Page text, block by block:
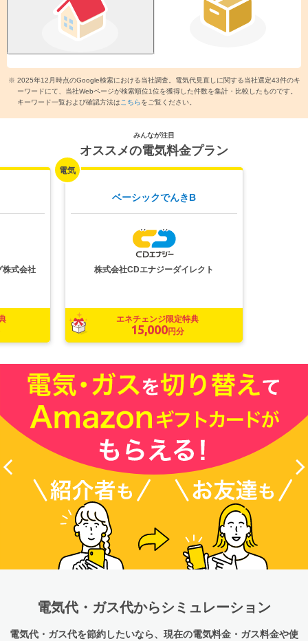
レーション」ボタンを押してください。
簡単シミュレーション
今すぐ節約額をチェック！
シミュレーション条件
15,767 円/月 約 21,171
電力会社・プラン 東京電力 スタンダードS 40A
家族の半分以下が
22時以降まで 夜更かし
条件を変更する
比較ページへ
一括見積もりページへ
※ 2025年12月時点のGoogle検索における当社調査。電気代見直しに関する当社選定43件のキ
ーワードにて、当社Webページが検索順位1位を獲得した件数を集計・比較したものです。
キーワード一覧および確認方法は こちらをご覧ください。
みんなが注目
オススメの電気料金プラン
株式会社
ベーシックでんきB
株式会社CDエナジーダイレクト
エネチェンジ限定特典
15,000円分
電気代・ガス代からシミュレーション
電気代・ガス代を節約したいなら、現在の電気料金・ガス料金や使